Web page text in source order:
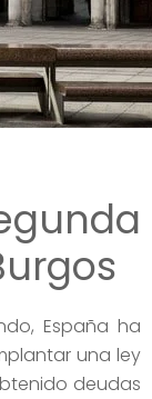
España ha
una ley
deudas